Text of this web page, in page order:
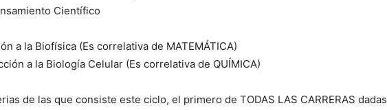
Científico
a la Biofísica (Es correlativa de MATEMÁTICA)
a la Biología Celular (Es correlativa de QUÍMICA)
de las que consiste este ciclo, el primero de TODAS LAS CARRERAS dadas